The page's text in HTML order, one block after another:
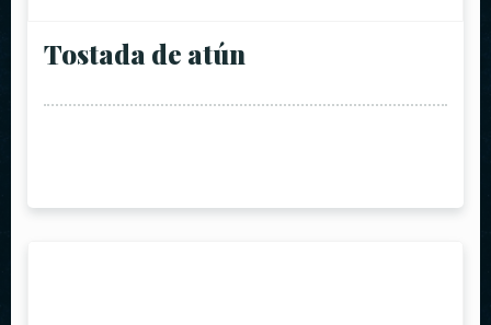
Tostada de atún